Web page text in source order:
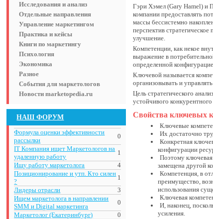
Исследования и анализ
Отдельные направления
Управление маркетингом
Практика и кейсы
Книги по маркетингу
Психология
Экономика
Разное
События для маркетологов
Новости marketopedia.ru
НАШ ФОРУМ
Формула оценки эффективности
рассылки
0
IT Компания ищет Маркетологов на
удаленную работу
1
Ищу работу маркетолога
4
Позиционирование и утп. Кто силен
?
1
Лидеры отрасли
3
Ищем маркетолога в направлении
SMM и Digital маркетинга
0
Маркетолог (Екатеринбург)
0
Гэри Хэмел (Gary Hamel) и
компании предоставлять
массы бессистемно
перспектив
улучшение.
Компетенции, как некое
выражение в
определенной
Ключевой называется
организовывать и
Цель стратегического
устойчивого
Свойства ключевых
Ключевые
Их достаточно
Конкретная
конфигурации
Поэтому
замещена другой
Компетенция, в
преимущество,
использования
Ключевая
И, наконец,
усиления.